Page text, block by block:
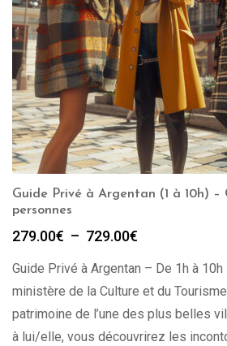
Guide Privé à Argentan (1 à 10h) –
personnes
279.00€ – 729.00€
prix :
279.00€
à
729.00€
Guide Privé à Argentan – De 1h à
ministère de la Culture et du
patrimoine de l’une des plus belles
à lui/elle, vous découvrirez les